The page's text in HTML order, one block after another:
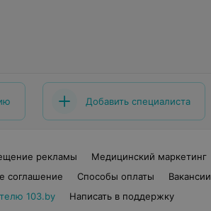
Добавить специалиста
рекламы
Медицинский маркетинг
соглашение Способы оплаты
Вакансии
103.by
Написать в поддержку